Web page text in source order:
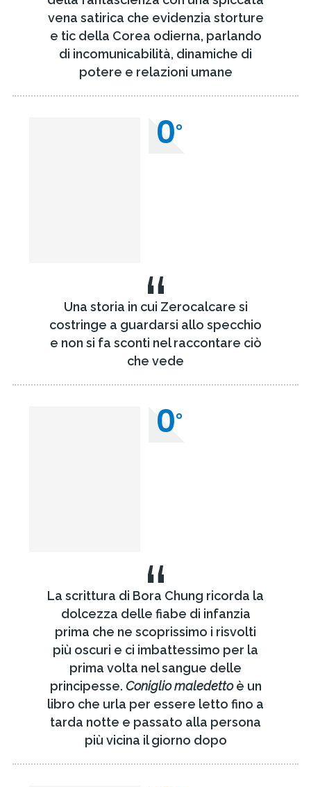
vena satirica che evidenzia storture
e tic della Corea odierna, parlando
di incomunicabilità, dinamiche di
potere e relazioni umane
“
Una storia in cui Zerocalcare si
costringe a guardarsi allo specchio
e non si fa sconti nel raccontare ciò
che vede
0°
0°
“
La scrittura di Bora Chung ricorda la
dolcezza delle fiabe di infanzia
prima che ne scoprissimo i risvolti
più oscuri e ci imbattessimo per la
prima volta nel sangue delle
principesse. Coniglio maledettoè un
libro che urla per essere letto fino a
tarda notte e passato alla persona
più vicina il giorno dopo